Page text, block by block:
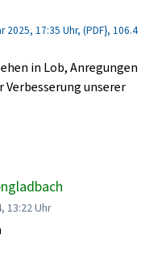
2025, 17:35 Uhr, (PDF}, 106.4
in Lob, Anregungen
Verbesserung unserer
13:22 Uhr